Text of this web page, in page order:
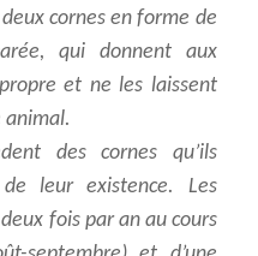
cornes en forme de
qui donnent aux
et ne les laissent
animal.
des cornes qu’ils
leur existence. Les
fois par an au cours